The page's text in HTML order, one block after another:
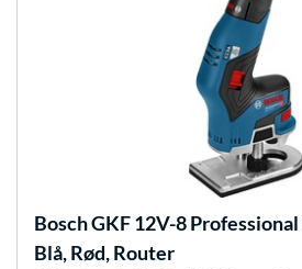
BoschGKF 12V-8
Blå, Rød, Router